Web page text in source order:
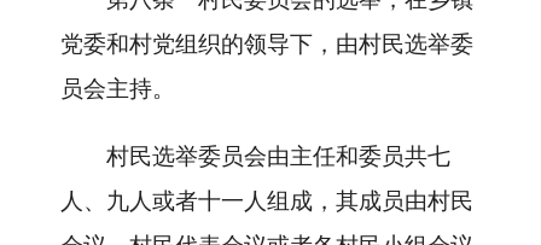
党委和村党组织的领导下，由村民选举委
员会主持。
村民选举委员会由主任和委员共七
人、九人或者十一人组成，其成员由村民